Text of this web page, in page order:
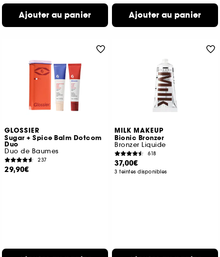
Ajouter au panier Ajouter au panier
GLOSSIER
Sugar + Spice Balm Dotcom
Duo
Duo de Baumes
237
29,90€
MILK MAKEUP
Bionic Bronzer
Bronzer Liquide
618
37,00€
3 teintes disponibles